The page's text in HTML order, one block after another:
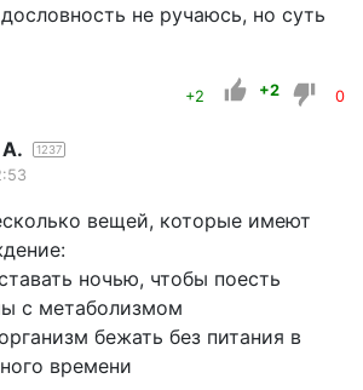
не ручаюсь, но суть
+2 +2 0
1237
вещей, которые имеют
ночью, чтобы поесть
с метаболизмом
бежать без питания в
времени